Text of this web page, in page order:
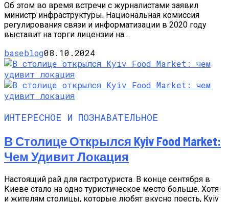
Об этом во время встречи с журналистами заявил
министр инфраструктуры. Национальная комиссия
регулирования связи и информатизации в 2020 году
выставит на торги лицензии на...
baseblog08.10.2024
ИНТЕРЕСНОЕ И ПОЗНАВАТЕЛЬНОЕ
В Столице Открылся Kyiv Food Market:
Чем Удивит Локация
Настоящий рай для гастротуриста. В конце сентября в
Киеве стало на одно туристическое место больше. Хотя
и жителям столицы, которые любят вкусно поесть, Kyiv